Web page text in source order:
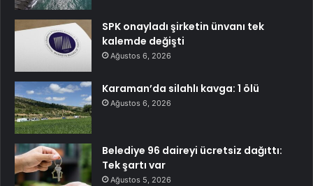
SPK onayladı şirketin ünvanı tek
kalemde değişti
Ağustos 6, 2026
Karaman’da silahlı kavga: 1 ölü
Ağustos 6, 2026
Belediye 96 daireyi ücretsiz dağıttı:
Tek şartı var
Ağustos 5, 2026